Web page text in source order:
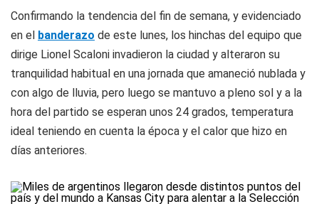
Confirmando la tendencia del fin de semana, y evidenciado
en el banderazo de este lunes, los hinchas del equipo que
dirige Lionel Scaloni invadieron la ciudad y alteraron su
tranquilidad habitual en una jornada que amaneció nublada y
con algo de lluvia, pero luego se mantuvo a pleno sol y a la
hora del partido se esperan unos 24 grados, temperatura
ideal teniendo en cuenta la época y el calor que hizo en
días anteriores.